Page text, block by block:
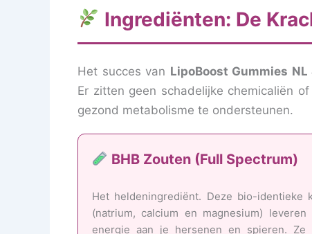
Ingrediënten: De
Het succes van LipoBoost Gummies NL
Er zitten geen schadelijke chemicaliën
gezond metabolisme te ondersteunen.
BHB Zouten (Full Spectrum)
Het heldeningrediënt. Deze bio-identieke
(natrium, calcium en magnesium) leveren
energie aan je hersenen en spieren. Ze